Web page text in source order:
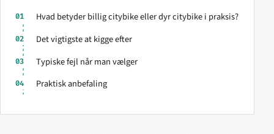
01 Hvad betyder billig citybike eller dyr citybike i praksis?
02 Det vigtigste at kigge efter
03 Typiske fejl når man vælger
04 Praktisk anbefaling